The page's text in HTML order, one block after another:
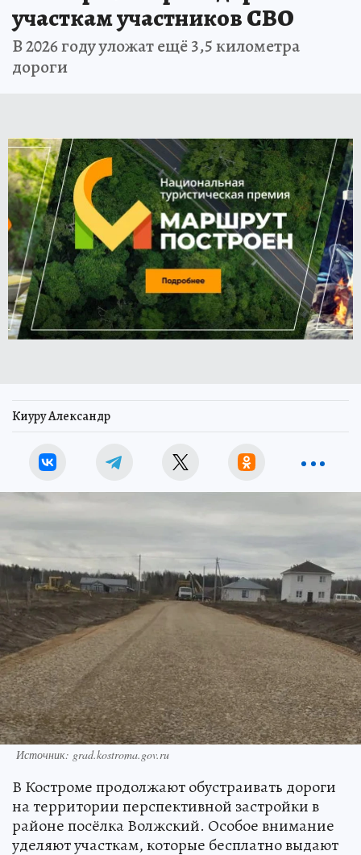
участкам участников СВО
В 2026 году уложат ещё 3,5 километра
дороги
Киуру Александр
Источник: grad.kostroma.gov.ru
В Костроме продолжают обустраивать дороги
на территории перспективной застройки в
районе посёлка Волжский. Особое внимание
уделяют участкам, которые бесплатно выдают